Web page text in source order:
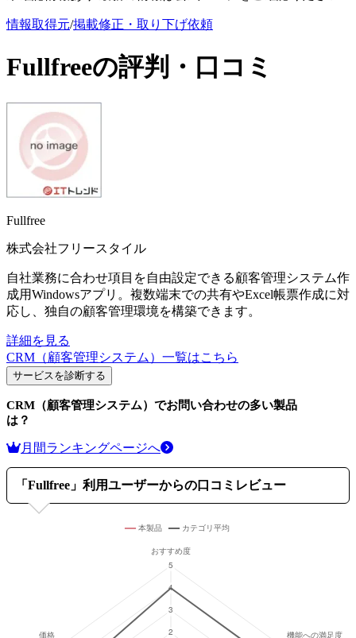
情報取得元/掲載修正・取り下げ依頼
Fullfreeの評判・口コミ
Fullfree
株式会社フリースタイル
自社業務に合わせ項目を自由設定できる顧客管理システム作
成用Windowsアプリ。複数端末での共有やExcel帳票作成に対
応し、独自の顧客管理環境を構築できます。
詳細を見る
CRM（顧客管理システム） 一覧はこちら
サービスを診断する
CRM（顧客管理システム） でお問い合わせの多い製品
は？
月間ランキングページへ
「 Fullfree 」利用ユーザーからの口コミレビュー